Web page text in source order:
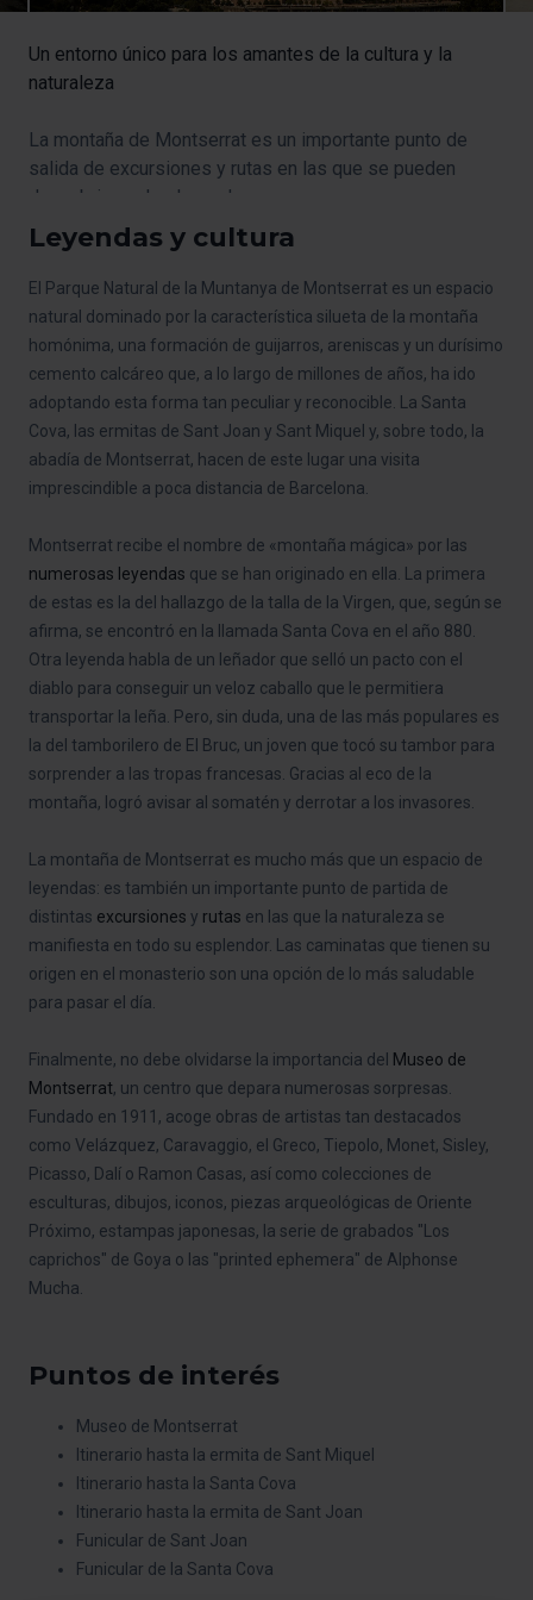
Un entorno único para los amantes de la cultura y la
naturaleza
La montaña de Montserrat es un importante punto de
salida de excursiones y rutas en las que se pueden
descubrir muchasleyendas.
Leyendas y cultura
El Parque Natural de la Muntanya de Montserrat es un espacio
natural dominado por la característica silueta de la montaña
homónima, una formación de guijarros, areniscas y un durísimo
cemento calcáreo que, a lo largo de millones de años, ha ido
adoptando esta forma tan peculiar y reconocible. La Santa
Cova, las ermitas de Sant Joan y Sant Miquel y, sobre todo, la
abadía de Montserrat, hacen de este lugar una visita
imprescindible a poca distancia de Barcelona.
Montserrat recibe el nombre de «montaña mágica» por las
numerosas leyendas que se han originado en ella. La primera
de estas es la del hallazgo de la talla de la Virgen, que, según se
afirma, se encontró en la llamada Santa Cova en el año 880.
Otra leyenda habla de un leñador que selló un pacto con el
diablo para conseguir un veloz caballo que le permitiera
transportar la leña. Pero, sin duda, una de las más populares es
la del tamborilero de El Bruc, un joven que tocó su tambor para
sorprender a las tropas francesas. Gracias al eco de la
montaña, logró avisar al somatén y derrotar a los invasores.
La montaña de Montserrat es mucho más que un espacio de
leyendas: es también un importante punto de partida de
distintas excursiones y rutas en las que la naturaleza se
manifiesta en todo su esplendor. Las caminatas que tienen su
origen en el monasterio son una opción de lo más saludable
para pasar el día.
Finalmente, no debe olvidarse la importancia del Museo de
Montserrat, un centro que depara numerosas sorpresas.
Fundado en 1911, acoge obras de artistas tan destacados
como Velázquez, Caravaggio, el Greco, Tiepolo, Monet, Sisley,
Picasso, Dalí o Ramon Casas, así como colecciones de
esculturas, dibujos, iconos, piezas arqueológicas de Oriente
Próximo, estampas japonesas, la serie de grabados "Los
caprichos" de Goya o las "printed ephemera" de Alphonse
Mucha.
Puntos de interés
Museo de Montserrat
Itinerario hasta la ermita de Sant Miquel
Itinerario hasta la Santa Cova
Itinerario hasta la ermita de Sant Joan
Funicular de Sant Joan
Funicular de la Santa Cova